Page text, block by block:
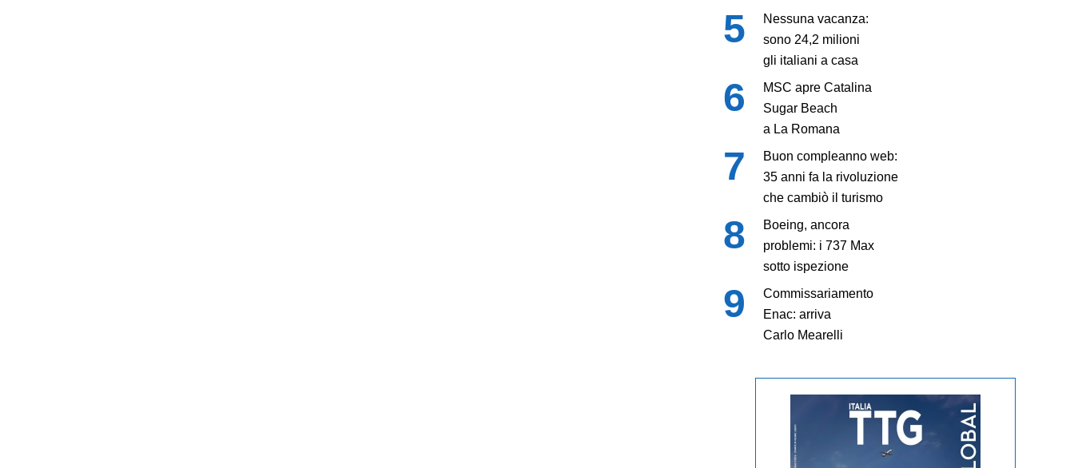
Nessuna vacanza:
sono 24,2 milioni
gli italiani a casa
MSC apre Catalina
Sugar Beach
a La Romana
Buon compleanno web:
35 anni fa la rivoluzione
che cambiò il turismo
Boeing, ancora
problemi: i 737 Max
sotto ispezione
Commissariamento
Enac: arriva
Carlo Mearelli